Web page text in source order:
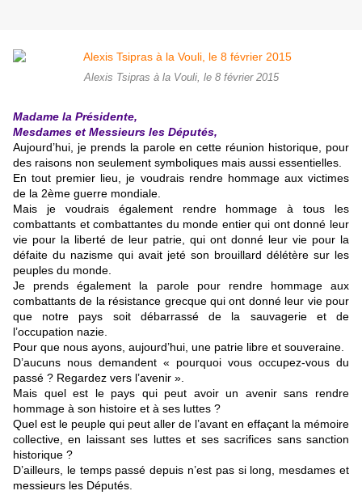
Alexis Tsipras à la Vouli, le 8 février 2015
Madame la Présidente,
Mesdames et Messieurs les Députés,
Aujourd’hui, je prends la parole en cette réunion historique, pour
des raisons non seulement symboliques mais aussi essentielles.
En tout premier lieu, je voudrais rendre hommage aux victimes
de la 2ème guerre mondiale.
Mais je voudrais également rendre hommage à tous les
combattants et combattantes du monde entier qui ont donné leur
vie pour la liberté de leur patrie, qui ont donné leur vie pour la
défaite du nazisme qui avait jeté son brouillard délétère sur les
peuples du monde.
Je prends également la parole pour rendre hommage aux
combattants de la résistance grecque qui ont donné leur vie pour
que notre pays soit débarrassé de la sauvagerie et de
l’occupation nazie.
Pour que nous ayons, aujourd’hui, une patrie libre et souveraine.
D’aucuns nous demandent « pourquoi vous occupez-vous du
passé ? Regardez vers l’avenir ».
Mais quel est le pays qui peut avoir un avenir sans rendre
hommage à son histoire et à ses luttes ?
Quel est le peuple qui peut aller de l’avant en effaçant la mémoire
collective, en laissant ses luttes et ses sacrifices sans sanction
historique ?
D’ailleurs, le temps passé depuis n’est pas si long, mesdames et
messieurs les Députés.